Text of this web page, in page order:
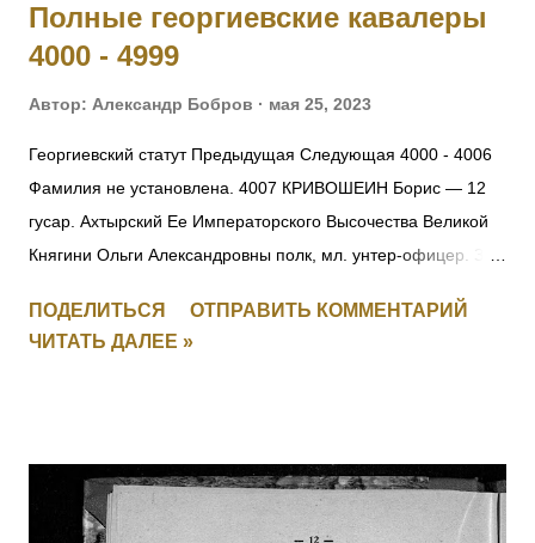
Полные георгиевские кавалеры
4000 - 4999
Автор: Александр Бобров мая 25, 2023
Георгиевский статут Предыдущая Следующая 4000 - 4006
Фамилия не установлена. 4007 КРИВОШЕИН Борис — 12
гусар. Ахтырский Ее Императорского Высочества Великой
Княгини Ольги Александровны полк, мл. унтер-офицер. За
Заменен, IV-271156] 4008 Фамилия не установлена. 4009
ПЕРЕТЫКИН Василий Васильевич (стан. Челябинская) — 3
ЛАРИН Николай — 21 саперный батальон, 2 рота, мл.
унтер-офицер. За мужество и храбрость в боях с
ПОДЕЛИТЬСЯ
ОТПРАВИТЬ КОММЕНТАРИЙ
ЧИТАТЬ ДАЛЕЕ »